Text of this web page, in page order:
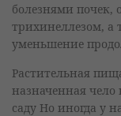
болезнями почек,
трихинеллезом, а
уменьшение
Растительная
назначенная чело
саду Но иногда у